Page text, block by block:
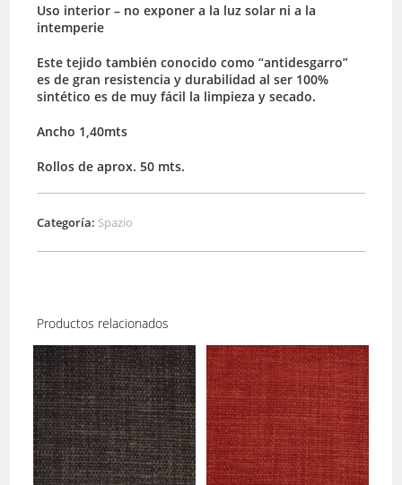
Uso interior – no exponer a la luz solar ni a la
intemperie
Este tejido también conocido como “antidesgarro”
es de gran resistencia y durabilidad al ser 100%
sintético es de muy fácil la limpieza y secado.
Ancho 1,40mts
Rollos de aprox. 50 mts.
Categoría: Spazio
Productos relacionados